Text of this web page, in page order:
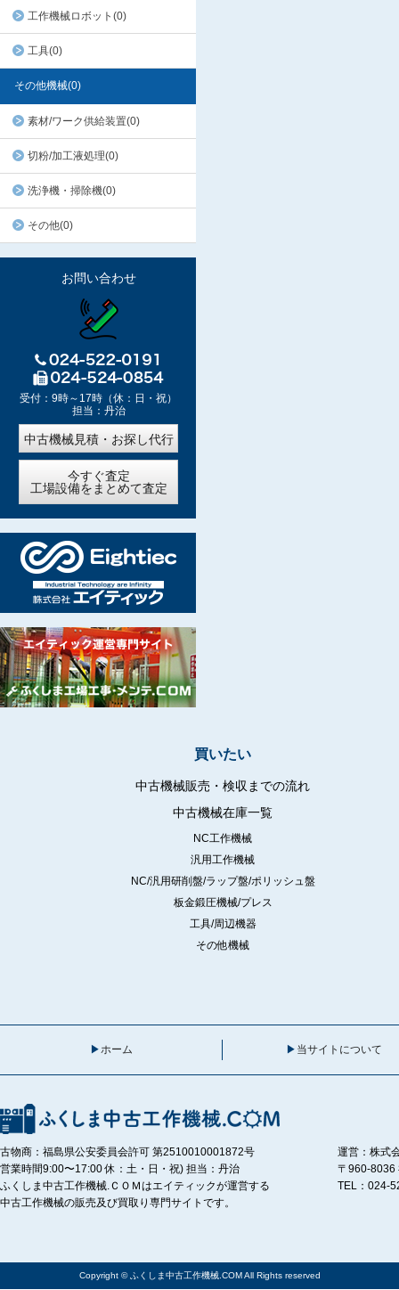
工作機械ロボット(0)
工具(0)
その他機械(0)
素材/ワーク供給装置(0)
切粉/加工液処理(0)
洗浄機・掃除機(0)
その他(0)
お問い合わせ
受付：9時～17時（休：日・祝）
担当：丹治
中古機械見積・お探し代行
今すぐ査定
工場設備をまとめて査定
買いたい
中古機械販売・検収までの流れ
中古機械在庫一覧
NC工作機械
汎用工作機械
NC/汎用研削盤/ラップ盤/ポリッシュ盤
板金鍛圧機械/プレス
工具/周辺機器
その他機械
ホーム 当サイトについて
古物商：福島県公安委員会許可 第2510010001872号
営業時間9:00〜17:00 休：土・日・祝) 担当：丹治
ふくしま中古工作機械.ＣＯＭはエイティックが運営する
中古工作機械の販売及び買取り専門サイトです。
運営：株式
〒960-8036
TEL：024-
Copyright © ふくしま中古工作機械.COM All Rights reserved